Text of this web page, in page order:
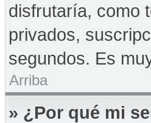
disfrutaría, como
privados,
segundos. Es
Arriba
» ¿Por qué mi